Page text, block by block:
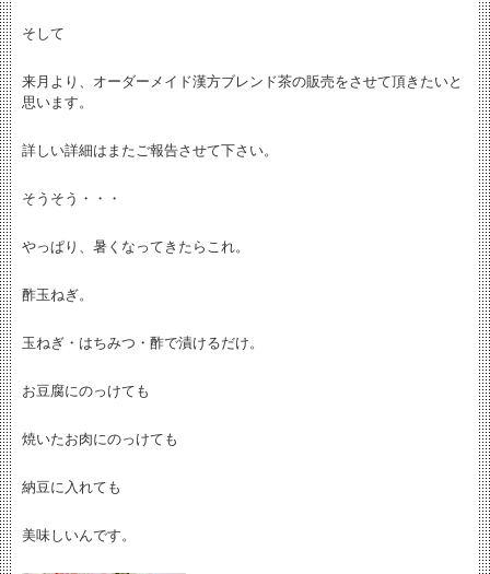
そして
来月より、オーダーメイド漢方ブレンド茶の販売をさせて頂きたいと
思います。
詳しい詳細はまたご報告させて下さい。
そうそう・・・
やっぱり、暑くなってきたらこれ。
酢玉ねぎ。
玉ねぎ・はちみつ・酢で漬けるだけ。
お豆腐にのっけても
焼いたお肉にのっけても
納豆に入れても
美味しいんです。